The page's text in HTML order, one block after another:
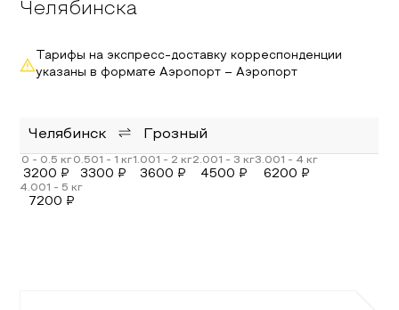
Челябинска
Тарифы на экспресс-доставку корреспонденции
указаны в формате Аэропорт – Аэропорт
Челябинск Грозный
3200 ₽ 3300 ₽ 3600 ₽ 4500 ₽ 6200 ₽
7200 ₽